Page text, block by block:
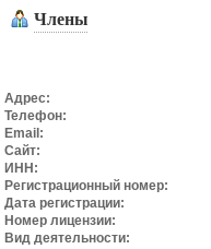
Члены
Адрес:
Телефон:
Email:
Сайт:
ИНН:
Регистрационный номер:
Дата регистрации:
Номер лицензии:
Вид деятельности: